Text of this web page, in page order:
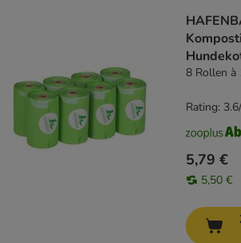
8 Rollen à
5,79 €
5,50 €
Rating: